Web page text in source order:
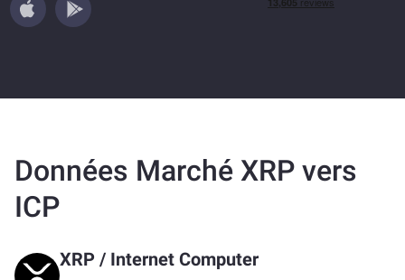
Données Marché XRP vers
ICP
XRP / Internet Computer